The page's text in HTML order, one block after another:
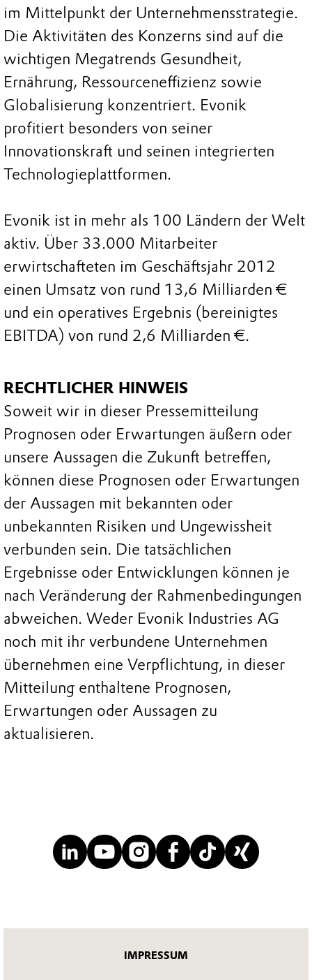
im Mittelpunkt der Unternehmensstrategie.
Die Aktivitäten des Konzerns sind auf die
wichtigen Megatrends Gesundheit,
Ernährung, Ressourceneffizienz sowie
Globalisierung konzentriert. Evonik
profitiert besonders von seiner
Innovationskraft und seinen integrierten
Technologieplattformen.
Evonik ist in mehr als 100 Ländern der Welt
aktiv. Über 33.000 Mitarbeiter
erwirtschafteten im Geschäftsjahr 2012
einen Umsatz von rund 13,6 Milliarden €
und ein operatives Ergebnis (bereinigtes
EBITDA) von rund 2,6 Milliarden €.
RECHTLICHER HINWEIS
Soweit wir in dieser Pressemitteilung
Prognosen oder Erwartungen äußern oder
unsere Aussagen die Zukunft betreffen,
können diese Prognosen oder Erwartungen
der Aussagen mit bekannten oder
unbekannten Risiken und Ungewissheit
verbunden sein. Die tatsächlichen
Ergebnisse oder Entwicklungen können je
nach Veränderung der Rahmenbedingungen
abweichen. Weder Evonik Industries AG
noch mit ihr verbundene Unternehmen
übernehmen eine Verpflichtung, in dieser
Mitteilung enthaltene Prognosen,
Erwartungen oder Aussagen zu
aktualisieren.
IMPRESSUM